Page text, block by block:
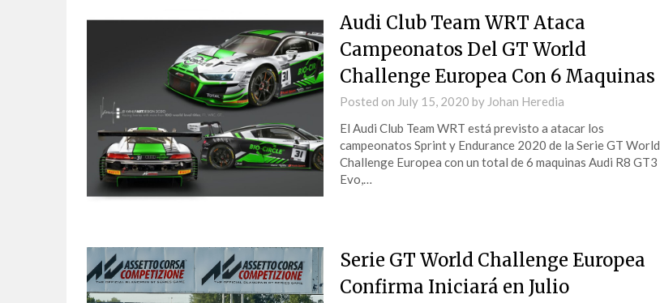
Audi Club Team WRT Ataca
Campeonatos Del GT World
Challenge Europea Con 6 Maquinas
Posted on July 15, 2020 by Johan Heredia
El Audi Club Team WRT está previsto a atacar los
campeonatos Sprint y Endurance 2020 de la Serie GT World
Challenge Europea con un total de 6 maquinas Audi R8 GT3
Evo,…
Serie GT World Challenge Europea
Confirma Iniciará en Julio